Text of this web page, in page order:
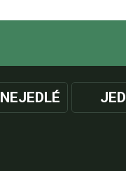
NEJEDLÉ